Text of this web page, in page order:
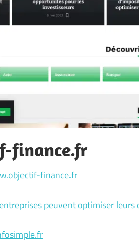
finance.fr
finance.fr
peuvent optimiser leurs